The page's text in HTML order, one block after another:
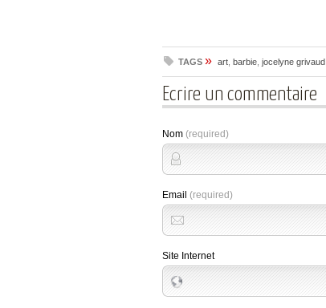
TAGS » art barbie jocelyne grivaud
Ecrire un commentaire
Nom (required)
Email (required)
Site Internet